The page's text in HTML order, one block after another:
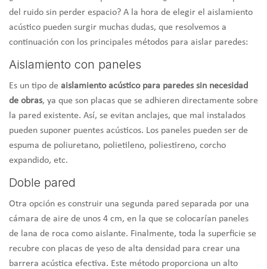
del ruido sin perder espacio? A la hora de elegir el aislamiento
acústico pueden surgir muchas dudas, que resolvemos a
continuación con los principales métodos para aislar paredes:
Aislamiento con paneles
Es un tipo de aislamiento acústico para paredes sin necesidad
de obras, ya que son placas que se adhieren directamente sobre
la pared existente. Así, se evitan anclajes, que mal instalados
pueden suponer puentes acústicos. Los paneles pueden ser de
espuma de poliuretano, polietileno, poliestireno, corcho
expandido, etc.
Doble pared
Otra opción es construir una segunda pared separada por una
cámara de aire de unos 4 cm, en la que se colocarían paneles
de lana de roca como aislante. Finalmente, toda la superficie se
recubre con placas de yeso de alta densidad para crear una
barrera acústica efectiva. Este método proporciona un alto